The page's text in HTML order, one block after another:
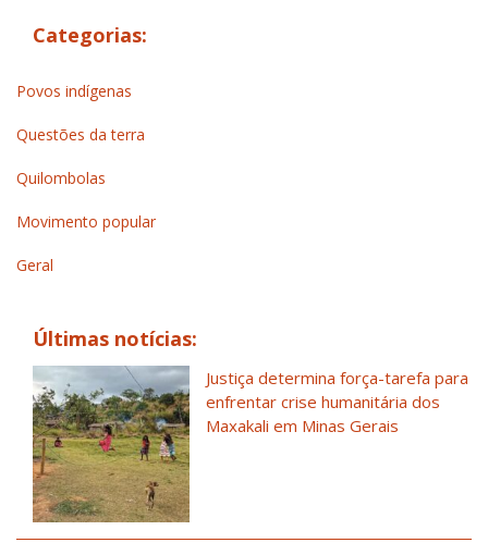
Categorias:
Povos indígenas
Questões da terra
Quilombolas
Movimento popular
Geral
Últimas notícias:
Justiça determina força-tarefa para
enfrentar crise humanitária dos
Maxakali em Minas Gerais